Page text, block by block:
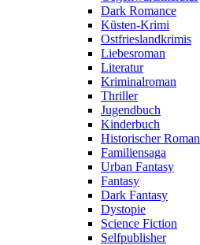
Dark Romance
Küsten-Krimi
Ostfrieslandkrimis
Liebesroman
Literatur
Kriminalroman
Thriller
Jugendbuch
Kinderbuch
Historischer Roman
Familiensaga
Urban Fantasy
Fantasy
Dark Fantasy
Dystopie
Science Fiction
Selfpublisher